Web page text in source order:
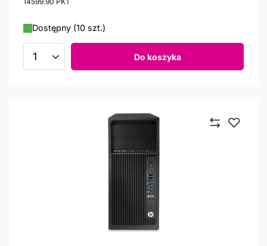
Dostępny (10 szt.)
Ilość produktów Do koszyka